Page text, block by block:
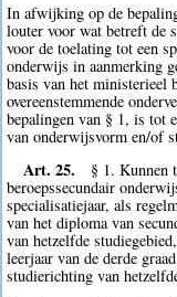
In afwijking op de
louter voor wat betreft de
voor de toelating tot een
onderwijs in aanmerking
basis van het ministerieel
overeenstemmende
bepalingen van § 1, is tot
van onderwijsvorm en/of
Art. 25.
§ 1. Kunnen
beroepssecundair
specialisatiejaar, als
van het diploma van
van hetzelfde
leerjaar van de derde
studierichting van